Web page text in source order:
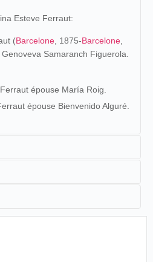
Esteve Ferraut:
(Barcelone , 1875-Barcelone
Samaranch Figuerola.
épouse María Roig.
épouse Bienvenido Alguré.
de los hoy